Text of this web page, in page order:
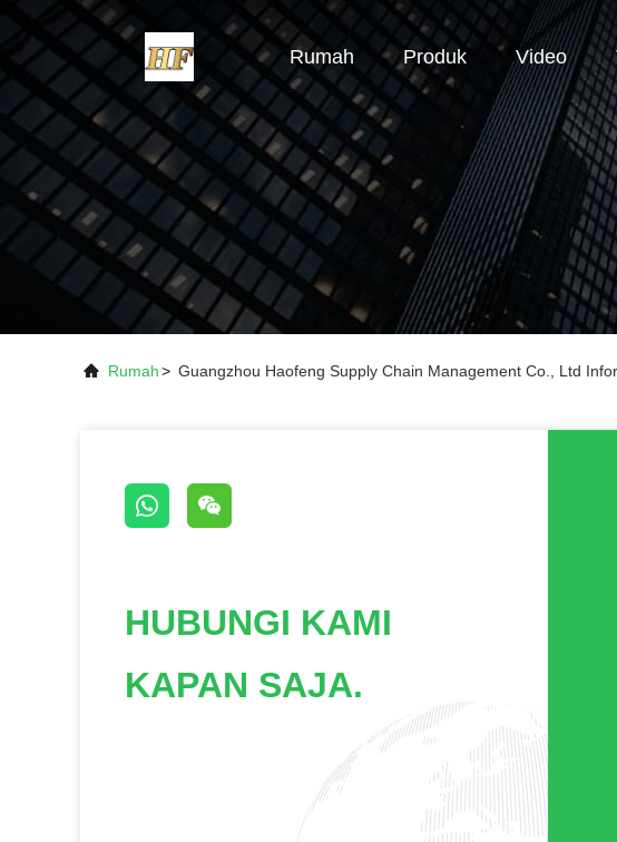
Rumah Produk Video
Rumah> Guangzhou Haofeng Supply Chain Management Co., Ltd
HUBUNGI KAMI
KAPAN SAJA.